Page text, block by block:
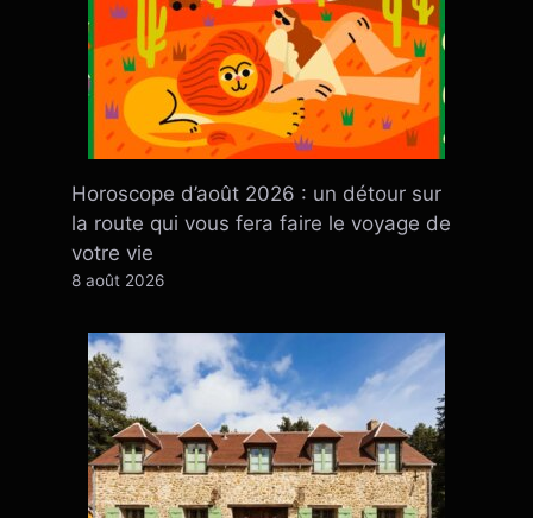
Horoscope d’août 2026 : un détour sur
la route qui vous fera faire le voyage de
votre vie
8 août 2026